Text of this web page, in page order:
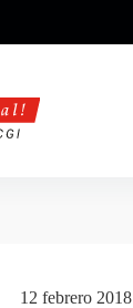
12 febrero 2018